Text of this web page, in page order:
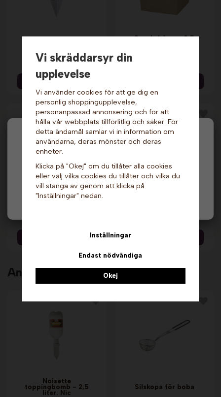
Hej och välkommen till Gottes!
moms) eller företag (exkl. moms) för hur våra priser
ska visas.
Privat
19 kr
Info & Köp
Snacksbägare 0,5
Friteringsfett -
Longlife, Semi Liquid,
Andra köpte även
Noisette
toppingbomb - 2,5
liter. Nic
Silskopa för boba
Vi skräddarsyr din
upplevelse
Vi använder cookies för att ge dig en
personlig shoppingupplevelse,
personanpassad annonsering och för att
hålla vår webbplats tillförlitlig och säker. För
detta ändamål samlar vi in information om
användarna, deras mönster och deras
enheter.
Klicka på "Okej" om du tillåter alla cookies
eller välj vilka cookies du tillåter och vilka du
vill stänga av genom att klicka på
"Inställningar" nedan.
Inställningar
Endast nödvändiga
Okej